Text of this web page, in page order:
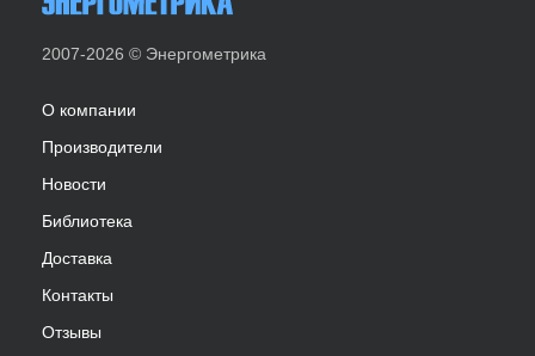
2007-2026 © Энергометрика
О компании
Производители
Новости
Библиотека
Доставка
Контакты
Отзывы